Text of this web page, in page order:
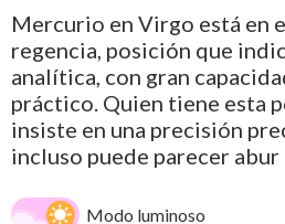
Mercurio en Virgo está en
regencia, posición que
analítica, con gran
práctico. Quien tiene esta
insiste en una precisión
incluso puede parecer abur
Modo luminoso